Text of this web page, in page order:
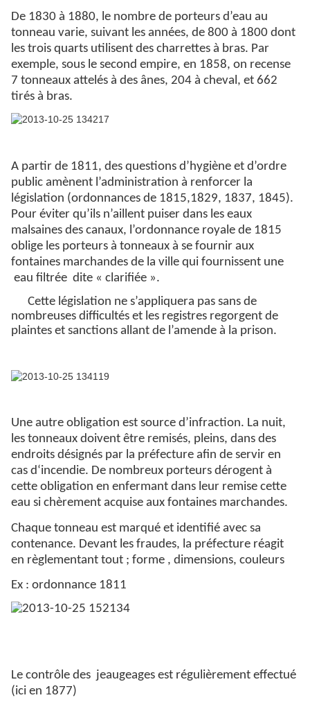
De 1830 à 1880, le nombre de porteurs d’eau au
tonneau varie, suivant les années, de 800 à 1800 dont
les trois quarts utilisent des charrettes à bras. Par
exemple, sous le second empire, en 1858, on recense
7 tonneaux attelés à des ânes, 204 à cheval, et 662
tirés à bras.
A partir de 1811, des questions d’hygiène et d’ordre
public amènent l’administration à renforcer la
législation (ordonnances de 1815,1829, 1837, 1845).
Pour éviter qu’ils n’aillent puiser dans les eaux
malsaines des canaux, l’ordonnance royale de 1815
oblige les porteurs à tonneaux à se fournir aux
fontaines marchandes de la ville qui fournissent une
eau filtrée dite « clarifiée ».
Cette législation ne s’appliquera pas sans de
nombreuses difficultés et les registres regorgent de
plaintes et sanctions allant de l’amende à la prison.
Une autre obligation est source d’infraction. La nuit,
les tonneaux doivent être remisés, pleins, dans des
endroits désignés par la préfecture afin de servir en
cas d‘incendie. De nombreux porteurs dérogent à
cette obligation en enfermant dans leur remise cette
eau si chèrement acquise aux fontaines marchandes.
Chaque tonneau est marqué et identifié avec sa
contenance. Devant les fraudes, la préfecture réagit
en règlementant tout ; forme , dimensions, couleurs
Ex : ordonnance 1811
Le contrôle des jeaugeages est régulièrement effectué
(ici en 1877)